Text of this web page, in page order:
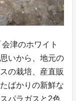
津のホワイト
いから、地元の
の栽培、産直販
ばかりの新鮮な
パラガスと2色